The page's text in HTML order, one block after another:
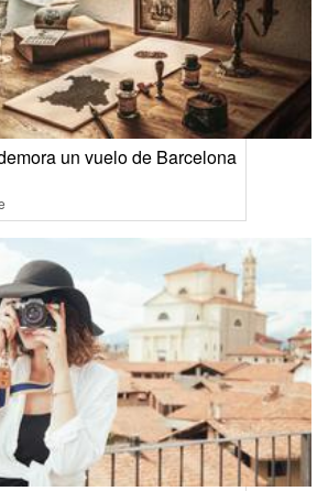
un vuelo de Barcelona